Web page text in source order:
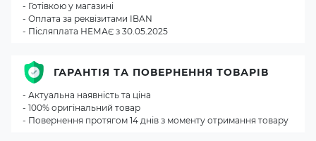
- Готівкою у магазині
- Оплата за реквізитами IBAN
- Післяплата НЕМАЄ з 30.05.2025
ГАРАНТІЯ ТА ПОВЕРНЕННЯ ТОВАРІВ
- Актуальна наявність та ціна
- 100% оригінальний товар
- Повернення протягом 14 днів з моменту отримання товару